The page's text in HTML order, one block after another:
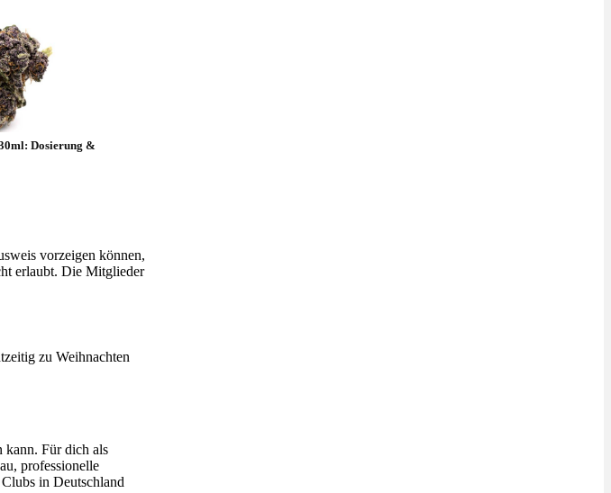
Dosierung &
vorzeigen können,
erlaubt. Die Mitglieder
zu Weihnachten
kann. Für dich als
professionelle
in Deutschland